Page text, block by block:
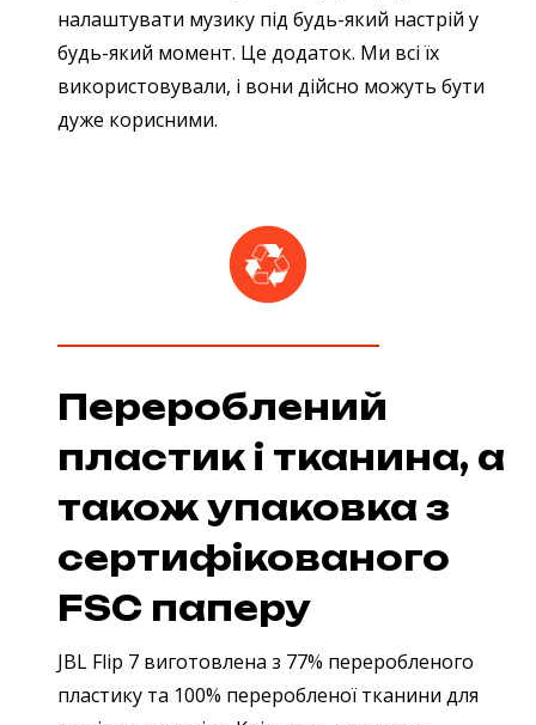
налаштувати музику під будь-який настрій у
будь-який момент. Це додаток. Ми всі їх
використовували, і вони дійсно можуть бути
дуже корисними.
Перероблений
пластик і тканина, а
також упаковка з
сертифікованого
FSC паперу
JBL Flip 7 виготовлена з 77% переробленого
пластику та 100% переробленої тканини для